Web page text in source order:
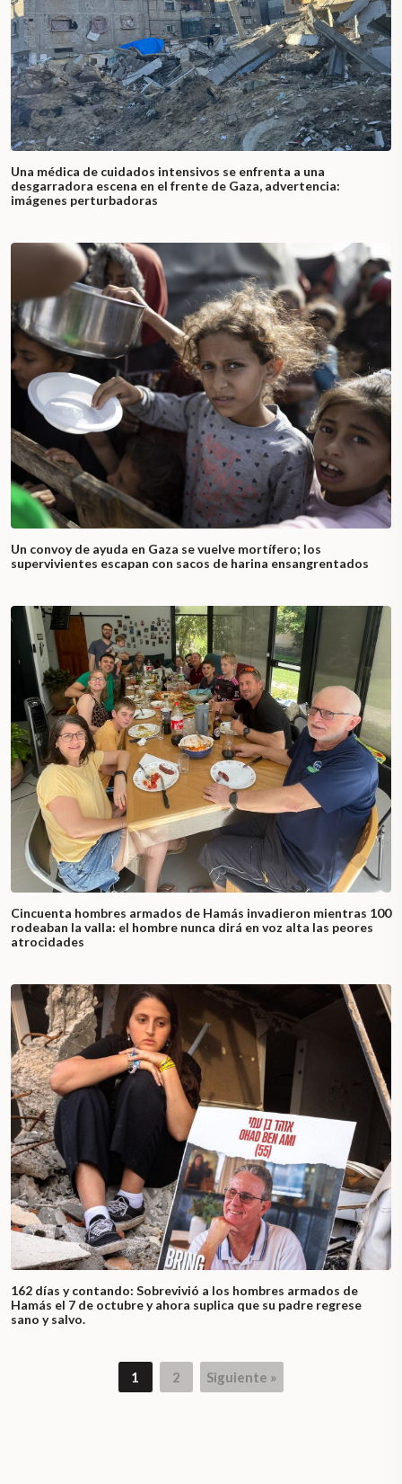
Una médica de cuidados intensivos se enfrenta a una
desgarradora escena en el frente de Gaza, advertencia:
imágenes perturbadoras
Un convoy de ayuda en Gaza se vuelve mortífero; los
supervivientes escapan con sacos de harina ensangrentados
Cincuenta hombres armados de Hamás invadieron mientras 100
rodeaban la valla: el hombre nunca dirá en voz alta las peores
atrocidades
162 días y contando: Sobrevivió a los hombres armados de
Hamás el 7 de octubre y ahora suplica que su padre regrese
sano y salvo.
1 2 Siguiente »